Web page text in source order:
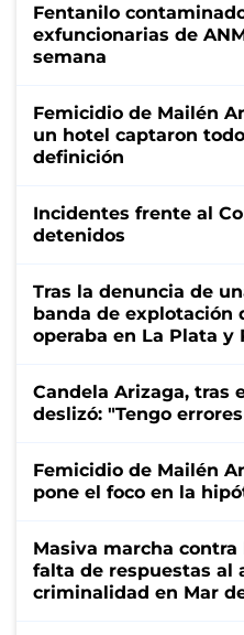
Fentanilo
exfuncionarias de
semana
Femicidio de Mailén
un hotel captaron
definición
Incidentes frente al
detenidos
Tras la denuncia de
banda de explotación
operaba en La Plata y
Candela Arizaga, tras
deslizó: "Tengo
Femicidio de Mailén
pone el foco en la
Masiva marcha
falta de respuestas al
criminalidad en Mar